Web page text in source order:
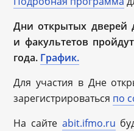
Дни открытых дверей
и факультетов
года. График.
Для участия в Дне
зарегистрироваться по
На сайте abit.ifmo.ru